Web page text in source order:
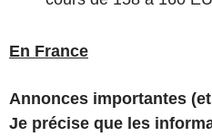
En France
Annonces importantes
Je précise que les